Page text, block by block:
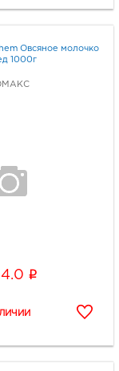
Овсяное молочко
1000г
i